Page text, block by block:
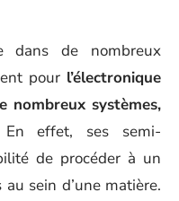
dans de nombreux
pour l’électronique
nombreux systèmes,
effet, ses semi-
de procéder à un
sein d’une matière.